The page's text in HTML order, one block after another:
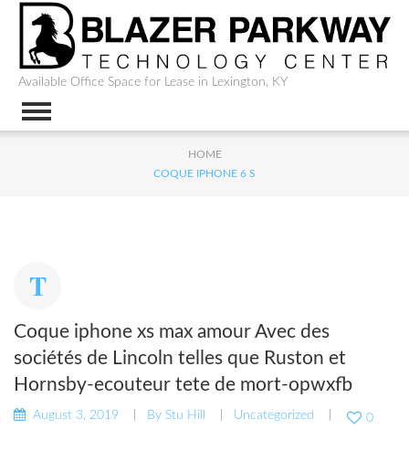
Available Office Space for Lease in Lexington, KY
HOME
COQUE IPHONE 6 S
Coque iphone xs max amour Avec des
sociétés de Lincoln telles que Ruston et
Hornsby-ecouteur tete de mort-opwxfb
August 3, 2019 By Stu Hill Uncategorized 0